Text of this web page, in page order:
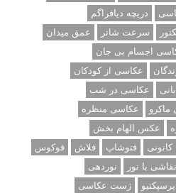
دریچه دیافراگم
سرعت شاتر
عمق میدان
اجسام بی جان
عکاسی از کودکان
عکاسی در شب
عکاسی منظره
عکس الهام بخش
کانونی فتوشاپ فلاش
فوکوس
نقاشی با نور
نوردهی
پرسپکتیو ژست عکاسی